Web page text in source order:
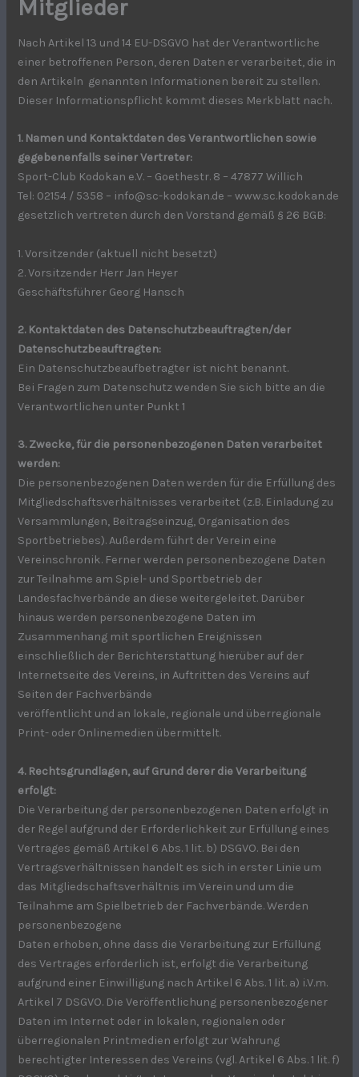
Mitglieder
Nach Artikel 13 und 14 EU-DSGVO hat der Verantwortliche
einer betroffenen Person, deren Daten er verarbeitet, die in
den Artikeln genannten Informationen bereit zu stellen.
Dieser Informationspflicht kommt dieses Merkblatt nach.
1. Namen und Kontaktdaten des Verantwortlichen sowie
gegebenenfalls seiner Vertreter:
Sport-Club Kodokan e.V. – Goethestr. 8 – 47877 Willich
Tel: 02154 / 5358 – info@sc-kodokan.de – www.sc.kodokan.de
gesetzlich vertreten durch den Vorstand gemäß § 26 BGB:
1. Vorsitzender (aktuell nicht besetzt)
2. Vorsitzender Herr Jan Heyer
Geschäftsführer Georg Hansch
2. Kontaktdaten des Datenschutzbeauftragten/der
Datenschutzbeauftragten:
Ein Datenschutzbeaufbetragter ist nicht benannt.
Bei Fragen zum Datenschutz wenden Sie sich bitte an die
Verantwortlichen unter Punkt 1
3. Zwecke, für die personenbezogenen Daten verarbeitet
werden:
Die personenbezogenen Daten werden für die Erfüllung des
Mitgliedschaftsverhältnisses verarbeitet (z.B. Einladung zu
Versammlungen, Beitragseinzug, Organisation des
Sportbetriebes). Außerdem führt der Verein eine
Vereinschronik. Ferner werden personenbezogene Daten
zur Teilnahme am Spiel- und Sportbetrieb der
Landesfachverbände an diese weitergeleitet. Darüber
hinaus werden personenbezogene Daten im
Zusammenhang mit sportlichen Ereignissen
einschließlich der Berichterstattung hierüber auf der
Internetseite des Vereins, in Auftritten des Vereins auf
Seiten der Fachverbände
veröffentlicht und an lokale, regionale und überregionale
Print- oder Onlinemedien übermittelt.
4. Rechtsgrundlagen, auf Grund derer die Verarbeitung
erfolgt:
Die Verarbeitung der personenbezogenen Daten erfolgt in
der Regel aufgrund der Erforderlichkeit zur Erfüllung eines
Vertrages gemäß Artikel 6 Abs. 1 lit. b) DSGVO. Bei den
Vertragsverhältnissen handelt es sich in erster Linie um
das Mitgliedschaftsverhältnis im Verein und um die
Teilnahme am Spielbetrieb der Fachverbände. Werden
personenbezogene
Daten erhoben, ohne dass die Verarbeitung zur Erfüllung
des Vertrages erforderlich ist, erfolgt die Verarbeitung
aufgrund einer Einwilligung nach Artikel 6 Abs. 1 lit. a) i.V.m.
Artikel 7 DSGVO. Die Veröffentlichung personenbezogener
Daten im Internet oder in lokalen, regionalen oder
überregionalen Printmedien erfolgt zur Wahrung
berechtigter Interessen des Vereins (vgl. Artikel 6 Abs. 1 lit. f)